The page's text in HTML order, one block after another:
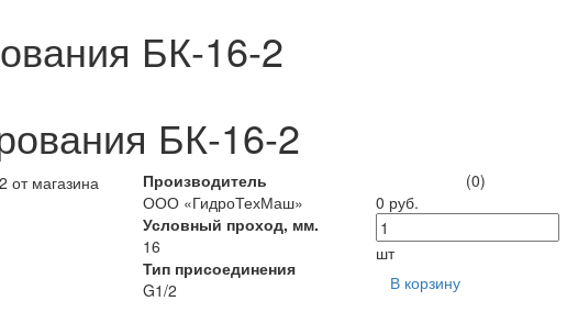
БК-16-2
БК-16-2
Производитель
ООО «ГидроТехМаш»
Условный проход, мм.
16
Тип присоединения
G1/2
(0)
0 руб.
шт
В корзину